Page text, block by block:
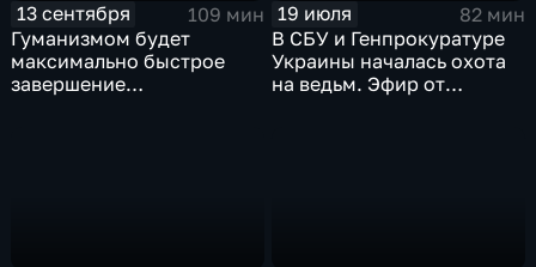
13 сентября
109 мин
Гуманизмом будет
максимально быстрое
завершение
19 июля
82 мин
В СБУ и Генпрокуратуре
Украины началась охота
на ведьм. Эфир от